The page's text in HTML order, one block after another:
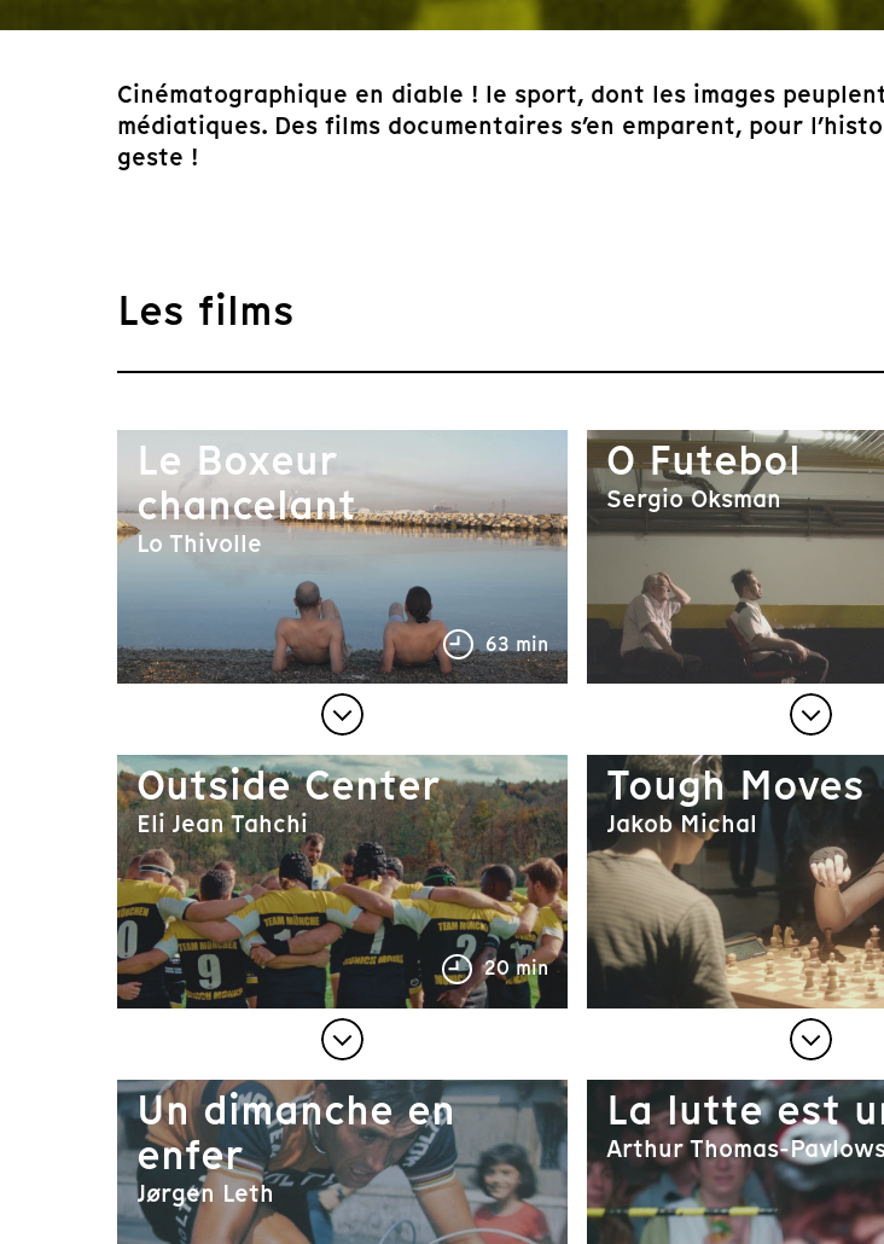
Cinématographique en diable ! le sport, dont les images
médiatiques. Des films documentaires s’en emparent, pour
geste !
Les films
Le Boxeur
chancelant
Lo Thivolle
63 min
O Futebol
Sergio Oksman
Outside Center
Eli Jean Tahchi
20 min
Tough Moves
Jakob Michal
Un dimanche en
enfer
Jørgen Leth
La lutte est
Arthur Thomas-